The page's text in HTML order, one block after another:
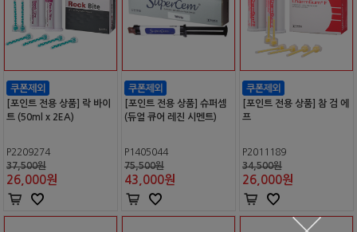
[포인트 전용 상품] 락 바이
트 (50ml x 2EA)
P2209274
37,500원
26,000원
[포인트 전용 상품] 슈퍼셈
(듀얼 큐어 레진 시멘트)
P1405044
75,500원
43,000원
[포인트 전용 상품] 참 검 에
프
P2011189
34,500원
26,000원